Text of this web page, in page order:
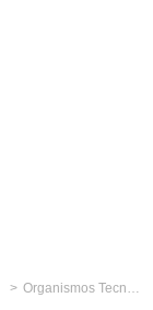
Organismos Tecnicos Especializados